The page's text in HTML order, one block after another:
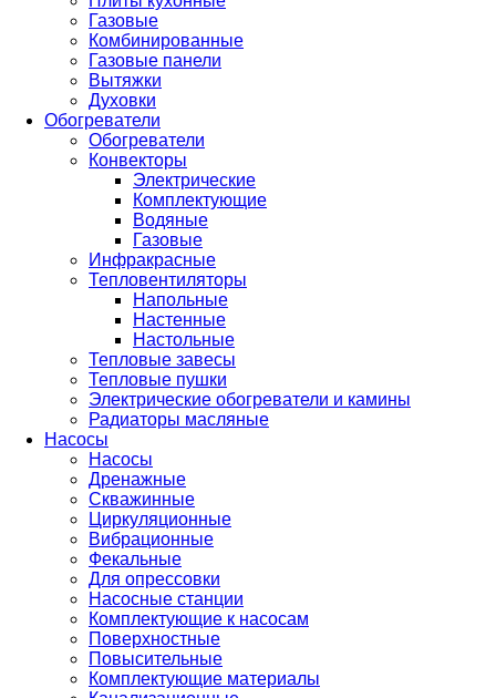
Газовые
Комбинированные
Газовые панели
Вытяжки
Духовки
Обогреватели
Обогреватели
Конвекторы
Электрические
Комплектующие
Водяные
Газовые
Инфракрасные
Тепловентиляторы
Напольные
Настенные
Настольные
Тепловые завесы
Тепловые пушки
Электрические обогреватели и камины
Радиаторы масляные
Насосы
Насосы
Дренажные
Скважинные
Циркуляционные
Вибрационные
Фекальные
Для опрессовки
Насосные станции
Комплектующие к насосам
Поверхностные
Повысительные
Комплектующие материалы